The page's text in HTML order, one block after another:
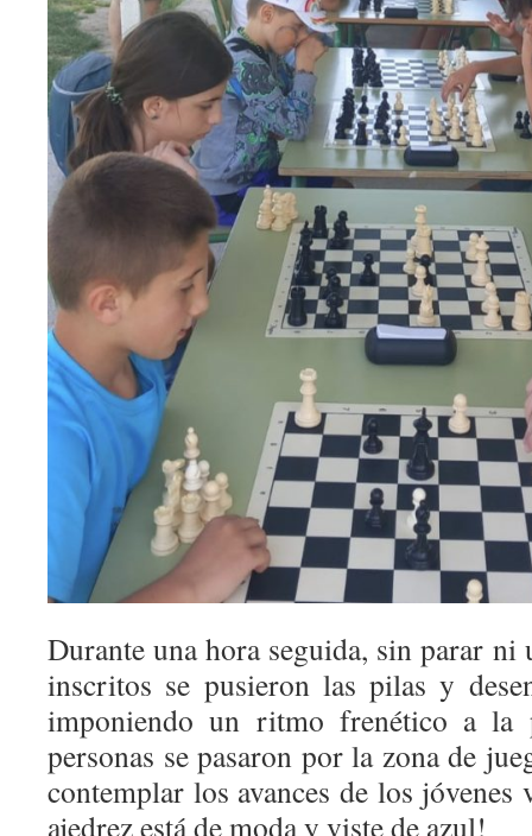
Durante una hora seguida, sin parar
inscritos se pusieron las pilas y
imponiendo un ritmo frenético a la
personas se pasaron por la zona de
contemplar los avances de los
ajedrez está de moda y viste de azul!